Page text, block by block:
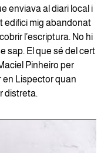
enviava al diari local i
edifici mig abandonat
l’escriptura. No hi
sap. El que sé del cert
Pinheiro per
en Lispector quan
distreta.